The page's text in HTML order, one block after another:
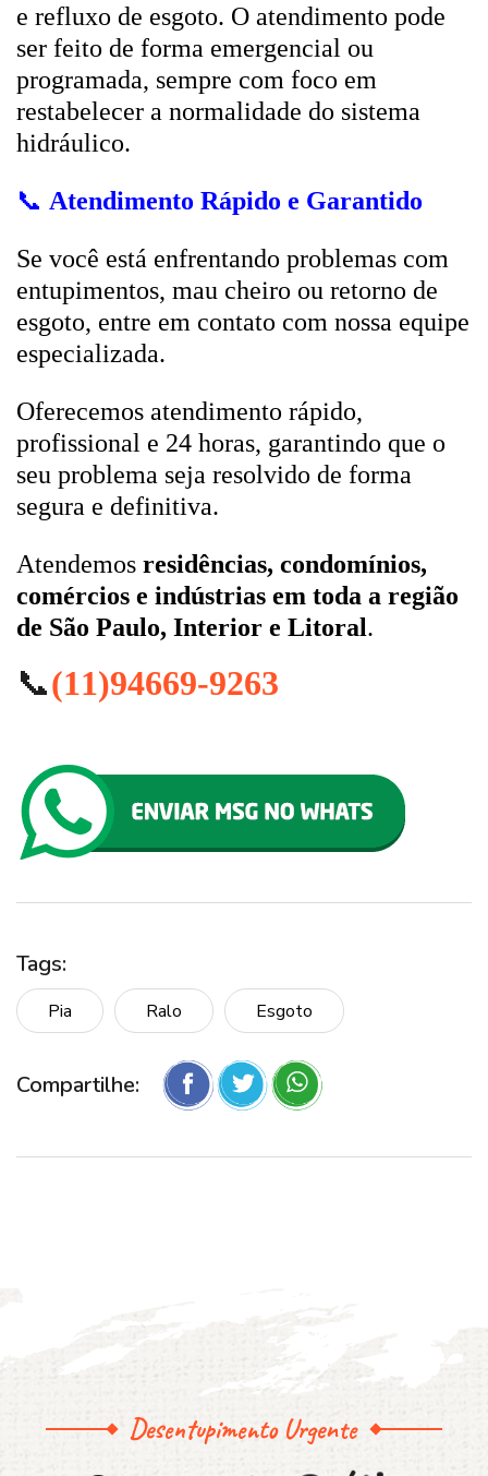
e refluxo de esgoto. O atendimento pode
ser feito de forma emergencial ou
programada, sempre com foco em
restabelecer a normalidade do sistema
hidráulico.
📞 Atendimento Rápido e Garantido
Se você está enfrentando problemas com
entupimentos, mau cheiro ou retorno de
esgoto, entre em contato com nossa equipe
especializada.
Oferecemos atendimento rápido,
profissional e 24 horas, garantindo que o
seu problema seja resolvido de forma
segura e definitiva.
Atendemos residências, condomínios,
comércios e indústrias em toda a região
de São Paulo, Interior e Litoral.
📞(11)94669-9263
Tags:
Pia Ralo Esgoto
Compartilhe:
Desentupimento Urgente